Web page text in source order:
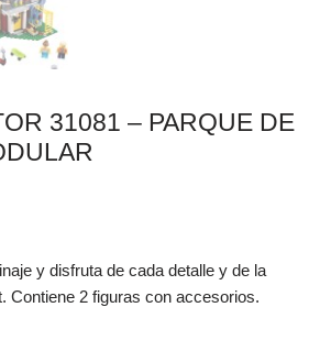
31081 – PARQUE DE
y disfruta de cada detalle y de la
Contiene 2 figuras con accesorios.